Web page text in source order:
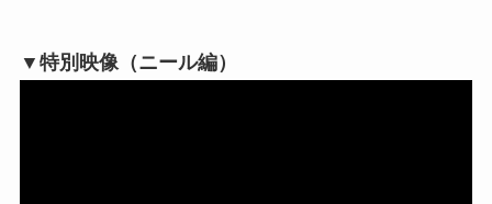
▼特別映像（ニール編）